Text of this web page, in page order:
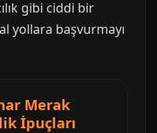
gibi ciddi bir
yollara başvurmayı
Merak
İpuçları